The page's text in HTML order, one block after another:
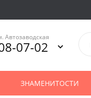
Автозаводская
07-02
ЗНАМЕНИТОСТИ